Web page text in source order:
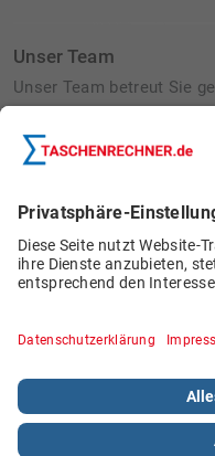
Unser Team
Unser Team betreut Sie
Bau von
Schülerjobs